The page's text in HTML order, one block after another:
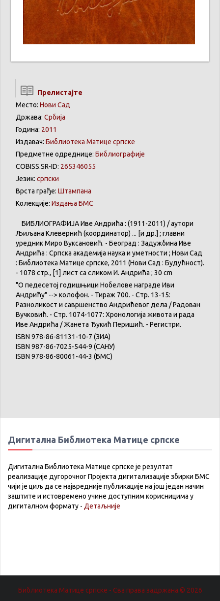
Прелистајте
Место: Нови Сад
Држава: Србија
Година: 2011
Издавач: Библиотека Матице српске
Предметне одреднице: Библиографије
COBISS.SR-ID: 265346055
Језик: српски
Врста грађе: Штампана
Колекције: Издања БМС
БИБЛИОГРАФИЈАИве Андрића : (1911-2011) /аутори
Љиљана Клевернић (координатор) ... [и др.] ; главни
уредникМиро Вуксановић. - Београд : Задужбина Иве
Андрића : Српска академија наука и уметности ; Нови Сад
: Библиотека Матице српске, 2011 (Нови Сад : Будућност).
- 1078 стр., [1] лист са сликом И. Андрића ; 30 cm
"О педесетој годишњици Нобелове награде Иви
Андрићу" --> колофон. - Тираж 700. - Стр. 13-15:
Разноликост и савршенство Андрићевог дела /Радован
Вучковић. - Стр. 1074-1077: Хронологија живота и рада
Иве Андрића /Жанета Ђукић Перишић. - Регистри.
ISBN 978-86-81131-10-7 (ЗИА)
ISBN 987-86-7025-544-9 (САНУ)
ISBN 978-86-80061-44-3 (БМС)
Дигитална Библиотека Матице српске
Дигитална Библиотека Матице српске је резултат
реализације дугорочног Пројекта дигитализације збирки БМС
чији је циљ да се највредније публикације на још један начин
заштите и истовремено учине доступним корисницима у
дигиталном формату - Детаљније
Библиотека Матице српске - Сва права задржана.© 2026